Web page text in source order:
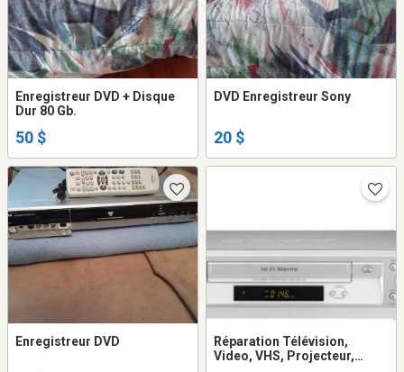
Enregistreur DVD + Disque
Dur 80 Gb.
50 $
DVD Enregistreur Sony
20 $
Enregistreur DVD
Réparation Télévision,
Video, VHS, Projecteur,